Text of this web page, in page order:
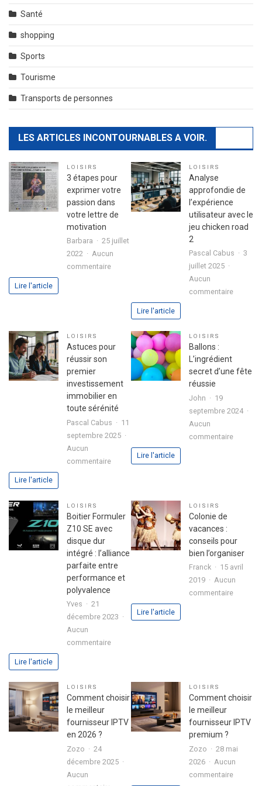
Santé
shopping
Sports
Tourisme
Transports de personnes
LES ARTICLES INCONTOURNABLES A VOIR.
LOISIRS
3 étapes pour
exprimer votre
passion dans
votre lettre de
motivation
Barbara
25 juillet
2022
Aucun
commentairesur
exprimer
passion
lettre
de
motivation
Lire l'article
LOISIRS
Analyse
approfondie de
l’expérience
utilisateur avec le
jeu chicken road
2
Pascal Cabus
3
juillet 2025
Aucun
commentairesur
avec
chicken
Lire l'article
LOISIRS
Astuces pour
réussir son
premier
investissement
immobilier en
toute sérénité
Pascal Cabus
11
septembre 2025
Aucun
commentairesur
réussir
son
premier
investissement
immobilier
en
toute
Lire l'article
LOISIRS
Ballons :
L’ingrédient
secret d’une fête
réussie
John
19
septembre 2024
Aucun
commentairesur
Lire l'article
LOISIRS
Boitier Formuler
Z10 SE avec
disque dur
intégré : l’alliance
parfaite entre
performance et
polyvalence
Yves
21
décembre 2023
Aucun
commentairesur
SE
disque
:
parfaite
Lire l'article
LOISIRS
Colonie de
vacances :
conseils pour
bien l’organiser
Franck
15 avril
2019
Aucun
commentairesur
Lire l'article
LOISIRS
Comment choisir
le meilleur
fournisseur IPTV
en 2026 ?
Zozo
24
décembre 2025
Aucun
LOISIRS
Comment choisir
le meilleur
fournisseur IPTV
premium ?
Zozo
28 mai
2026
Aucun
commentairesur